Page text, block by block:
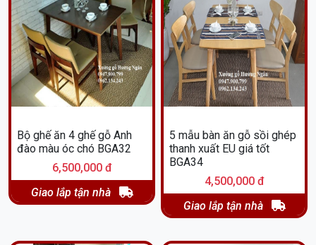
Bộ ghế ăn 4 ghế gỗ Anh
đào màu óc chó BGA32
6,500,000 đ
Giao lắp tận nhà
5 mẫu bàn ăn gỗ sồi ghép
thanh xuất EU giá tốt
BGA34
4,500,000 đ
Giao lắp tận nhà